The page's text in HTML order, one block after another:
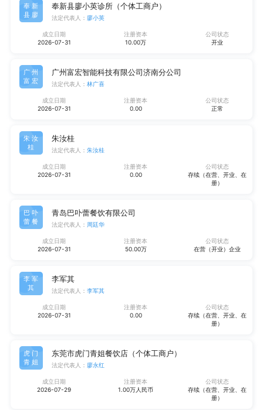
奉新
县廖
奉新县廖小英诊所（个体工商户）
法定代表人： 廖小英
成立日期
2026-07-31
注册资本
10.00万
公司状态
开业
广州
富宏
广州富宏智能科技有限公司济南分公司
法定代表人： 林广喜
成立日期
2026-07-31
注册资本
0.00
公司状态
正常
朱汝
桂
朱汝桂
法定代表人： 朱汝桂
成立日期
2026-07-31
注册资本
0.00
公司状态
存续（在营、开业、在
册）
巴卟
蕾餐
青岛巴卟蕾餐饮有限公司
法定代表人： 周廷华
成立日期
2026-07-31
注册资本
50.00万
公司状态
在营（开业）企业
李军
其
李军其
法定代表人： 李军其
成立日期
2026-07-31
注册资本
0.00
公司状态
存续（在营、开业、在
册）
虎门
青姐
东莞市虎门青姐餐饮店（个体工商户）
法定代表人： 廖永红
成立日期
2026-07-29
注册资本
1.00万人民币
公司状态
存续（在营、开业、在
册）